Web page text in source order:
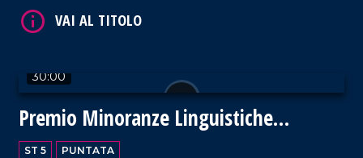
30:00
Premio Minoranze Linguistiche
Calabresi
ST 5 PUNTATA
VAI AL TITOLO